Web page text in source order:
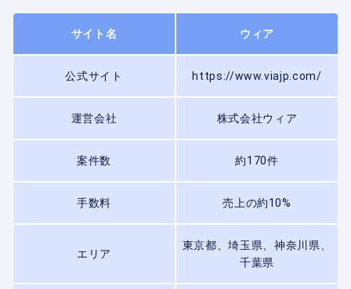
サイト名 ウィア
公式サイト https://www.viajp.com/
運営会社 株式会社ウィア
案件数 約170件
手数料 売上の約10%
エリア
東京都、埼玉県、神奈川県、
千葉県